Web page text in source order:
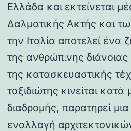
Ελλάδα και εκτείνεται
Δαλματικής Ακτής και
την Ιταλία αποτελεί ένα
της ανθρώπινης διάνοιας
της κατασκευαστικής
ταξιδιώτης κινείται
διαδρομής, παρατηρεί
εναλλαγή